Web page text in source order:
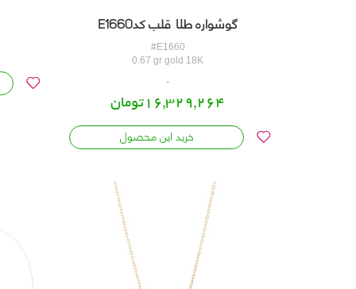
گوشواره طلا قلب کدE1660
#E1660
0.67 gr gold 18K
16,329,264تومان
خرید این محصول